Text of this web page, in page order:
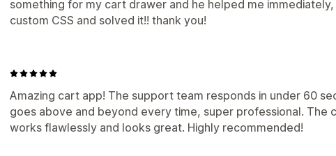
something for my cart drawer and he helped me immediately,
custom CSS and solved it!! thank you!
Amazing cart app! The support team responds in under 60
goes above and beyond every time, super professional. The
works flawlessly and looks great. Highly recommended!